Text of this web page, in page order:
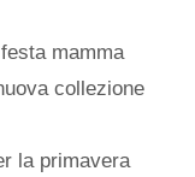
mamma
collezione
la primavera